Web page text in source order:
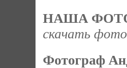
НАША
скачать фото
Фотограф